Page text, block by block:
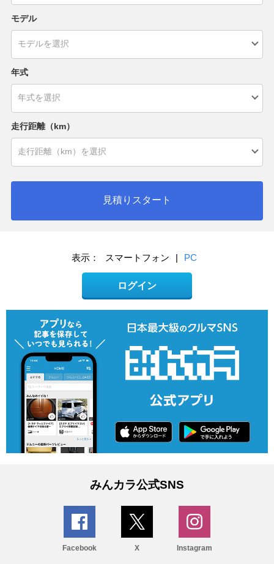
モデル
年式
走行距離（km）
見積りスタート
表示： スマートフォン | PC
ログイン
みんカラ公式SNS
Facebook X Instagram